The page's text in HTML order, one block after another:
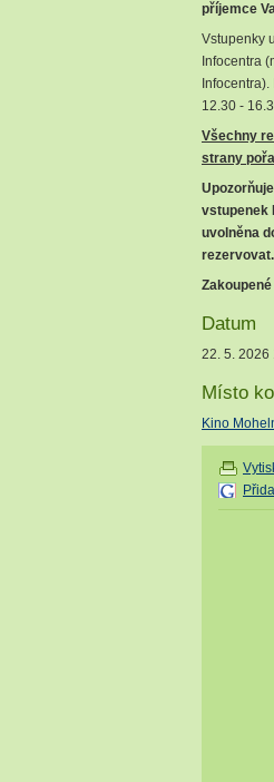
příjemce
Vstupenky
Infocentra
12.30 -
Všechny
strany
vstupenek
uvolněna
rezervovat.
Datum
22. 5. 2026
Místo
Kino